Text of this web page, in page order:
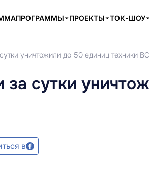
ПРОГРАММЫ ПРОЕКТЫ ТОК-ШОУ
уничтожили до 50 единиц техники
сутки
в